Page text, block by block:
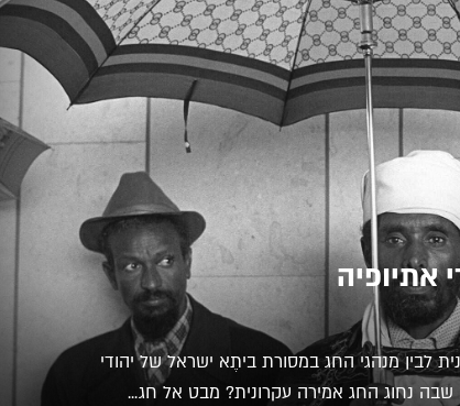
אתיופיה
לבין מנהגי החג במסורת ביתֶא ישראל של יהודי
שבה נחוג החג אמירה עקרונית? מבט אל חג...